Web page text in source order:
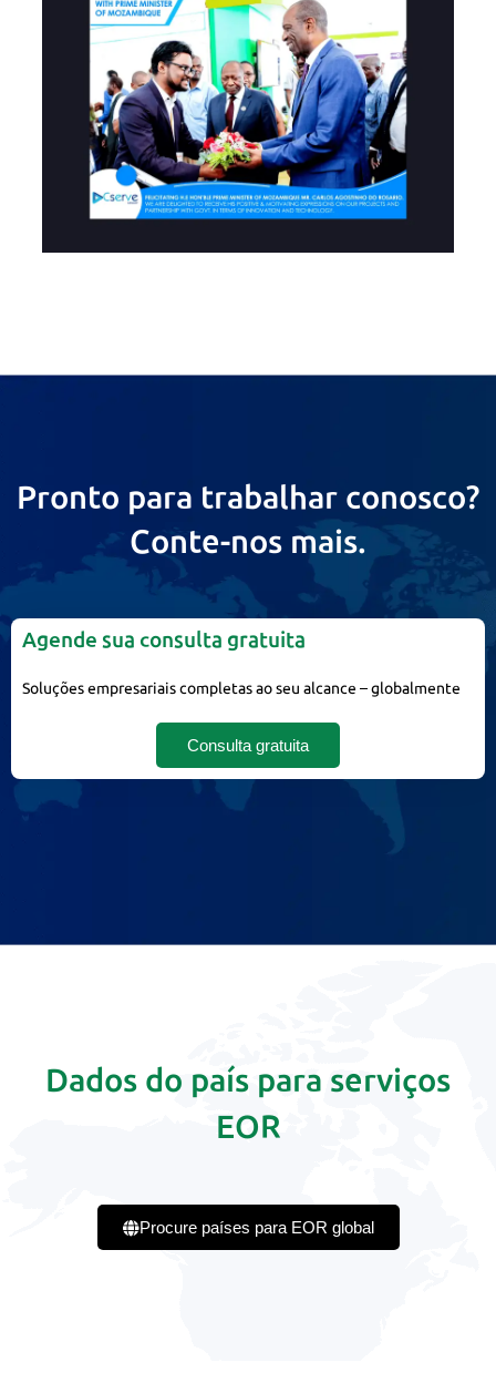
Pronto para trabalhar conosco?
Conte-nos mais.
Agende sua consulta gratuita
Soluções empresariais completas ao seu alcance – globalmente
Consulta gratuita
Dados do país para serviços
EOR
Procure países para EOR global